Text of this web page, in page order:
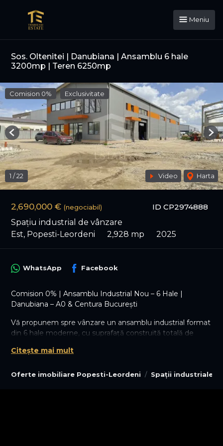
Meniu
Sos. Oltenitei | Danubiana | Ansamblu 6 hale
3200mp | Teren 6250mp
ID CP2974888
2,690,000 € (negociabil)
Spațiu industrial de vânzare
Est, Popesti-Leordeni
2,928 mp 2025
Comision 0% Exclusivitate
1 /22 Video Harta
Previous
Oferte imobiliare Popesti-Leordeni Spații industriale
WhatsApp Facebook
Comision 0% | Ansamblu Industrial Nou – 6 Hale |
Danubiana – A0 & Centura București
Vă propunem spre vânzare un ansamblu industrial format
din 6 hale moderne, cu suprafață construită totală de
Danubiana, cu acces rapid către Șoseaua de Centură și
Citește mai mult